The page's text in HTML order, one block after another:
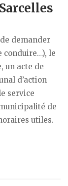
demander
conduire…), le
un acte de
d’action
service
de
utiles.